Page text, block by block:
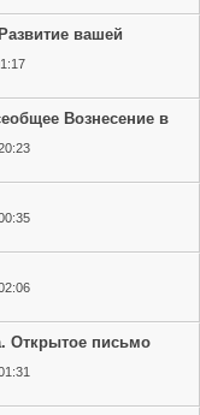
вашей
Вознесение в
Открытое письмо